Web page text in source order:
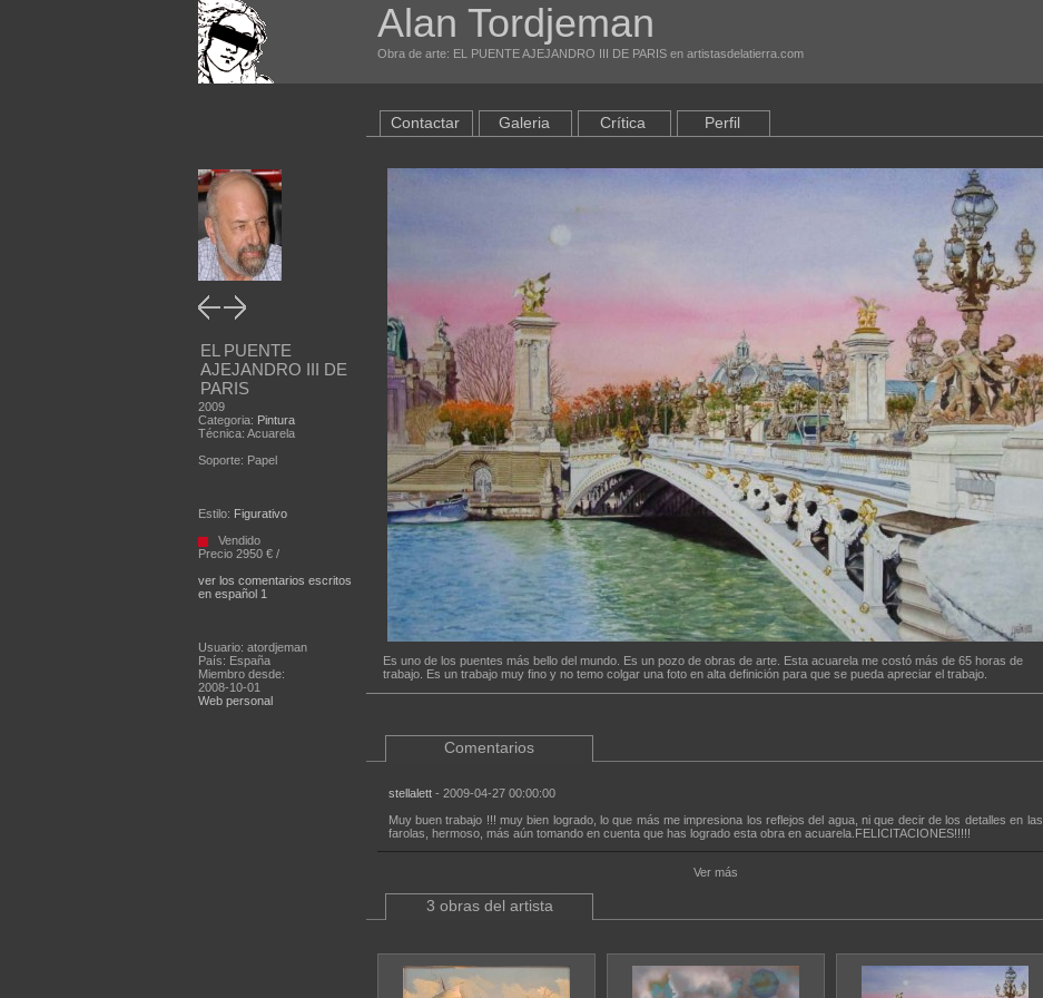
Alan Tordjeman
Obra de arte: EL PUENTE AJEJANDRO III DE PARIS en artistasdelatierra.com
EL PUENTE
AJEJANDRO III DE
PARIS
2009
Categoria: Pintura
Técnica: Acuarela
Soporte: Papel
Estilo: Figurativo
Vendido
Precio 2950 € /
ver los comentarios escritos
en español 1
Usuario: atordjeman
País: España
Miembro desde:
2008-10-01
Web personal
Contactar Galeria Crítica Perfil
Es uno de los puentes más bello del mundo. Es un pozo de obras de arte. Esta acuarela me costó más de 65 horas de
trabajo. Es un trabajo muy fino y no temo colgar una foto en alta definición para que se pueda apreciar el trabajo.
Comentarios
stellalett- 2009-04-27 00:00:00
Muy buen trabajo !!! muy bien logrado, lo que más me impresiona los reflejos del agua, ni que decir de los detalles en las
farolas, hermoso, más aún tomando en cuenta que has logrado esta obra en acuarela.FELICITACIONES!!!!!
Ver más
3 obras del artista